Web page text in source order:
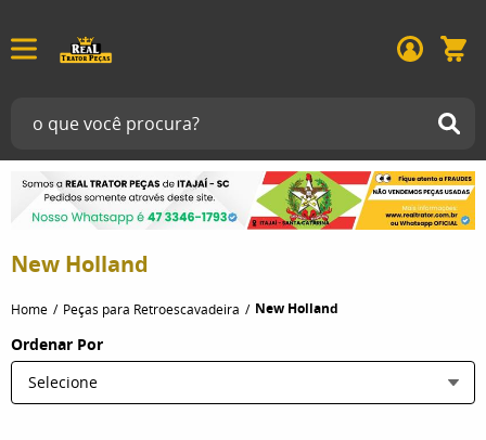
New Holland
Home Peças para Retroescavadeira New Holland
Ordenar Por
Selecione